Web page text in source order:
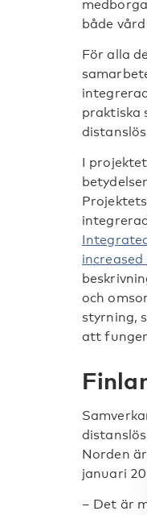
både
För alla
praktiska
I
increased
och
styrning,
att
Norden
januari
– Det är